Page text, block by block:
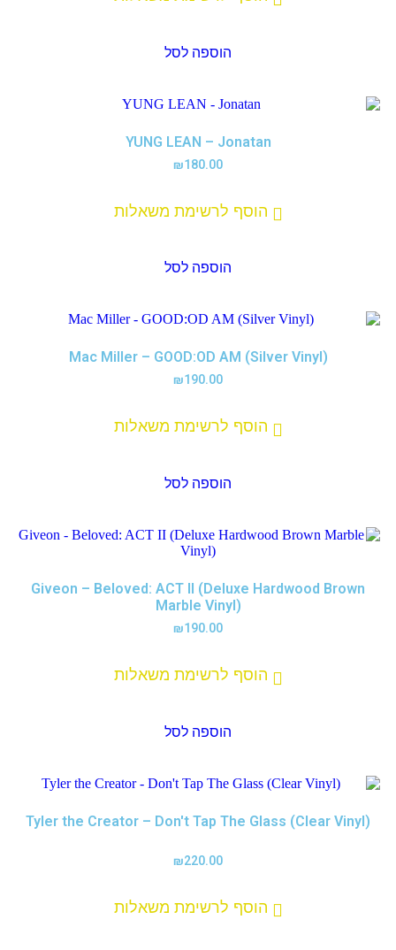
הוספה לסל
YUNG LEAN – Jonatan
₪180.00
הוסף לרשימת משאלות
הוספה לסל
Mac Miller – GOOD:OD AM (Silver Vinyl)
₪190.00
הוסף לרשימת משאלות
הוספה לסל
Giveon – Beloved: ACT II (Deluxe Hardwood Brown
Marble Vinyl)
₪190.00
הוסף לרשימת משאלות
הוספה לסל
Tyler the Creator – Don't Tap The Glass (Clear Vinyl)
₪220.00
הוסף לרשימת משאלות